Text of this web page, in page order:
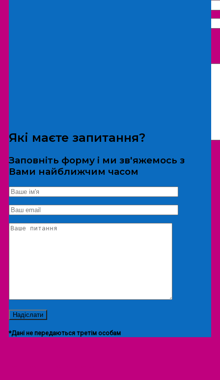
*Дані не передаються третім особам
Екскурсія/локація
Які маєте запитання?
Заповніть форму і ми зв'яжемось з
Вами найближчим часом
*Дані не передаються третім особам